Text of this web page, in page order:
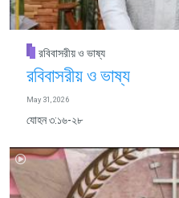
রবিবাসরীয় ও ভাষ্য
রবিবাসরীয় ও ভাষ্য
May 31, 2026
যোহন ৩:১৬-২৮